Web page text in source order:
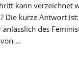
kann verzeichnet
Die kurze Antwort
des
…